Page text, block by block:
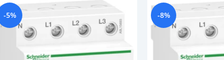
-5% -8%